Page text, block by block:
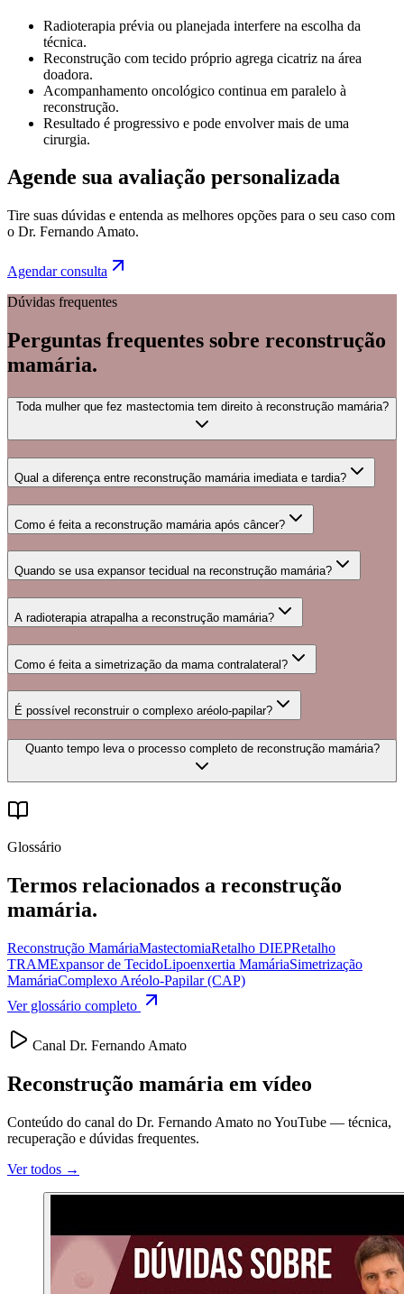
Radioterapia prévia ou planejada interfere na escolha da
técnica.
Reconstrução com tecido próprio agrega cicatriz na área
doadora.
Acompanhamento oncológico continua em paralelo à
reconstrução.
Resultado é progressivo e pode envolver mais de uma
cirurgia.
Agende sua avaliação personalizada
Tire suas dúvidas e entenda as melhores opções para o seu caso com
o Dr. Fernando Amato.
Agendar consulta
Dúvidas frequentes
Perguntas frequentes sobre reconstrução
mamária.
Toda mulher que fez mastectomia tem direito à reconstrução mamária?
Qual a diferença entre reconstrução mamária imediata e tardia?
Como é feita a reconstrução mamária após câncer?
Quando se usa expansor tecidual na reconstrução mamária?
A radioterapia atrapalha a reconstrução mamária?
Como é feita a simetrização da mama contralateral?
É possível reconstruir o complexo aréolo-papilar?
Quanto tempo leva o processo completo de reconstrução mamária?
Glossário
Termos relacionados a reconstrução
mamária.
Reconstrução MamáriaMastectomiaRetalho DIEPRetalho
TRAMExpansor de TecidoLipoenxertia MamáriaSimetrização
MamáriaComplexo Aréolo-Papilar (CAP)
Ver glossário completo
Canal Dr. Fernando Amato
Reconstrução mamária em vídeo
Conteúdo do canal do Dr. Fernando Amato no YouTube — técnica,
recuperação e dúvidas frequentes.
Ver todos →